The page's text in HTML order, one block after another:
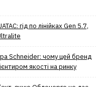
гід по лінійках Gen 5.7,
Schneider: чому цей бренд
якості на ринку